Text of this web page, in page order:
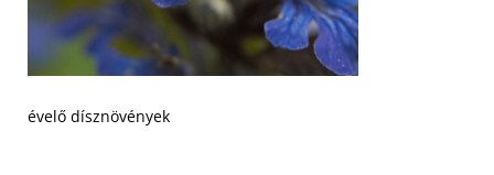
évelő dísznövények